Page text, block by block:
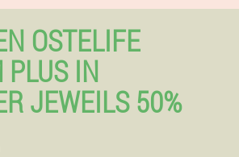
OSTELIFE
PLUS IN
JEWEILS 50%